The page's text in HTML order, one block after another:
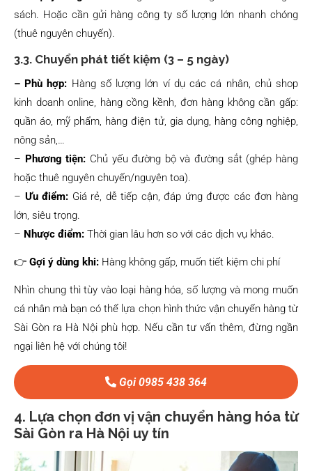
sách. Hoặc cần gửi hàng công ty số lượng lớn nhanh chóng
(thuê nguyên chuyến).
3.3. Chuyển phát tiết kiệm (3 – 5 ngày)
– Phù hợp: Hàng số lượng lớn ví dụ các cá nhân, chủ shop
kinh doanh online, hàng cồng kềnh, đơn hàng không cần gấp:
quần áo, mỹ phẩm, hàng điện tử, gia dụng, hàng công nghiệp,
nông sản,…
– Phương tiện: Chủ yếu đường bộ và đường sắt (ghép hàng
hoặc thuê nguyên chuyến/nguyên toa).
– Ưu điểm: Giá rẻ, dễ tiếp cận, đáp ứng được các đơn hàng
lớn, siêu trọng.
– Nhược điểm: Thời gian lâu hơn so với các dịch vụ khác.
👉 Gợi ý dùng khi: Hàng không gấp, muốn tiết kiệm chi phí
Nhìn chung thì tùy vào loại hàng hóa, số lượng và mong muốn
cá nhân mà bạn có thể lựa chọn hình thức vận chuyển hàng từ
Sài Gòn ra Hà Nội phù hợp. Nếu cần tư vấn thêm, đừng ngần
ngại liên hệ với chúng tôi!
Gọi 0985 438 364
4. Lựa chọn đơn vị vận chuyển hàng hóa từ
Sài Gòn ra Hà Nội uy tín